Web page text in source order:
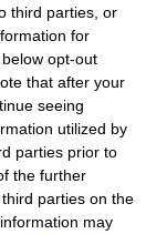
third parties, or
for
opt-out
that after your
seeing
utilized by
parties prior to
the further
parties on the
may
yr hyn
newydd ar
Gweithredol dros
ystod eang o
i'r bobl